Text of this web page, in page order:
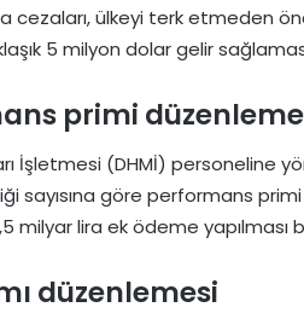
cezaları, ülkeyi terk etmeden
5 milyon dolar gelir
primi
İşletmesi (DHMİ) personeline
sayısına göre performans primi
milyar lira ek ödeme yapılması
düzenlemesi